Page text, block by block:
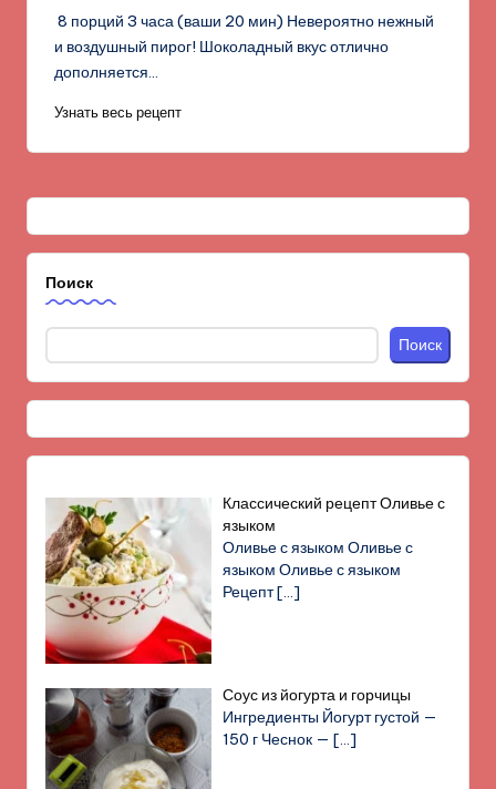
8 порций 3 часа (ваши 20 мин) Невероятно нежный
и воздушный пирог! Шоколадный вкус отлично
дополняется…
Узнать весь рецепт
Поиск
Поиск
Классический рецепт Оливье с
языком
Оливье с языком Оливье с
языком Оливье с языком
Рецепт[…]
Соус из йогурта и горчицы
Ингредиенты Йогурт густой —
150 г Чеснок —[…]